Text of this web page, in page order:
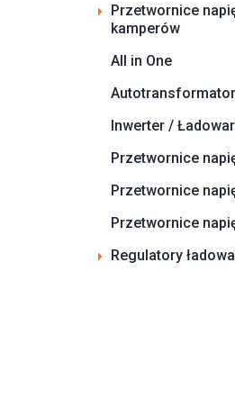
Przetwornice
kamperów
All in One
Inwerter /
Przetwornice
Przetwornice
Przetwornice
Regulatory